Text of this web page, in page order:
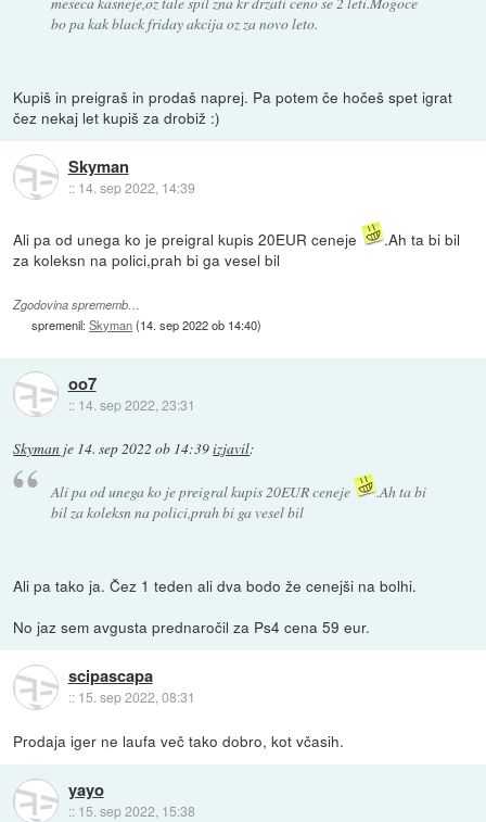
bo pa kak black friday akcija oz za novo leto.
Kupiš in preigraš in prodaš naprej. Pa potem če hočeš spet igrat
čez nekaj let kupiš za drobiž :)
Skyman
:: 14. sep 2022, 14:39
Ali pa od unega ko je preigral kupis 20EUR ceneje
.Ah ta bi bil
za koleksn na polici,prah bi ga vesel bil
Zgodovina sprememb…
spremenil:Skyman(14. sep 2022 ob 14:40)
oo7
:: 14. sep 2022, 23:31
Skyman je 14. sep 2022 ob 14:39izjavil:
Ali pa od unega ko je preigral kupis 20EUR ceneje
.Ah ta bi
bil za koleksn na polici,prah bi ga vesel bil
Ali pa tako ja. Čez 1 teden ali dva bodo že cenejši na bolhi.
No jaz sem avgusta prednaročil za Ps4 cena 59 eur.
scipascapa
:: 15. sep 2022, 08:31
Prodaja iger ne laufa več tako dobro, kot včasih.
yayo
:: 15. sep 2022, 15:38